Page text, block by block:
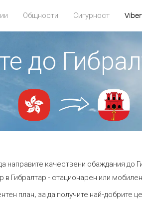
Общности Сигурност
до
направите качествени обаждания до
Гибралтар - стационарен или
план, за да получите най-добрите